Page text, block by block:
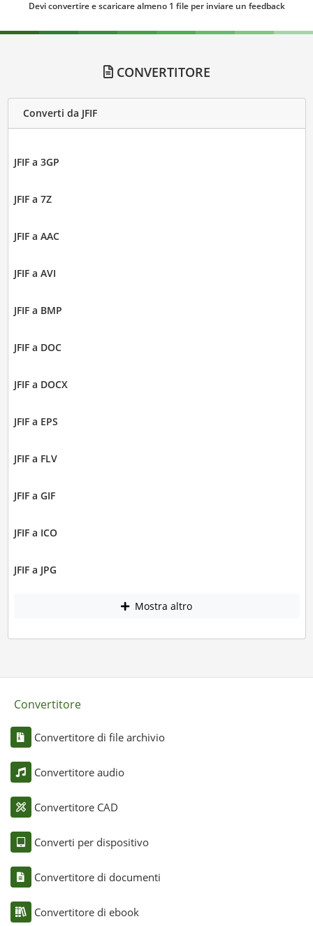
Devi convertire e scaricare almeno 1 file per inviare un feedback
CONVERTITORE
Converti da JFIF
JFIF a 3GP
JFIF a 7Z
JFIF a AAC
JFIF a AVI
JFIF a BMP
JFIF a DOC
JFIF a DOCX
JFIF a EPS
JFIF a FLV
JFIF a GIF
JFIF a ICO
JFIF a JPG
Mostra altro
Convertitore
Convertitore di file archivio
Convertitore audio
Convertitore CAD
Converti per dispositivo
Convertitore di documenti
Convertitore di ebook